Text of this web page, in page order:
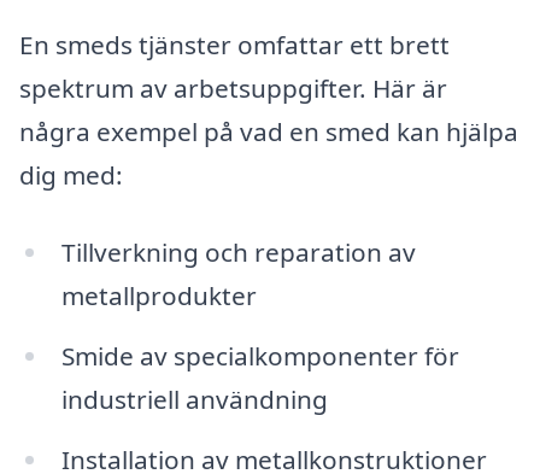
En smeds tjänster omfattar ett brett
spektrum av arbetsuppgifter. Här är
några exempel på vad en smed kan hjälpa
dig med:
Tillverkning och reparation av
metallprodukter
Smide av specialkomponenter för
industriell användning
Installation av metallkonstruktioner